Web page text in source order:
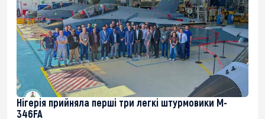
Нігерія прийняла перші три легкі штурмовики M-
346FA